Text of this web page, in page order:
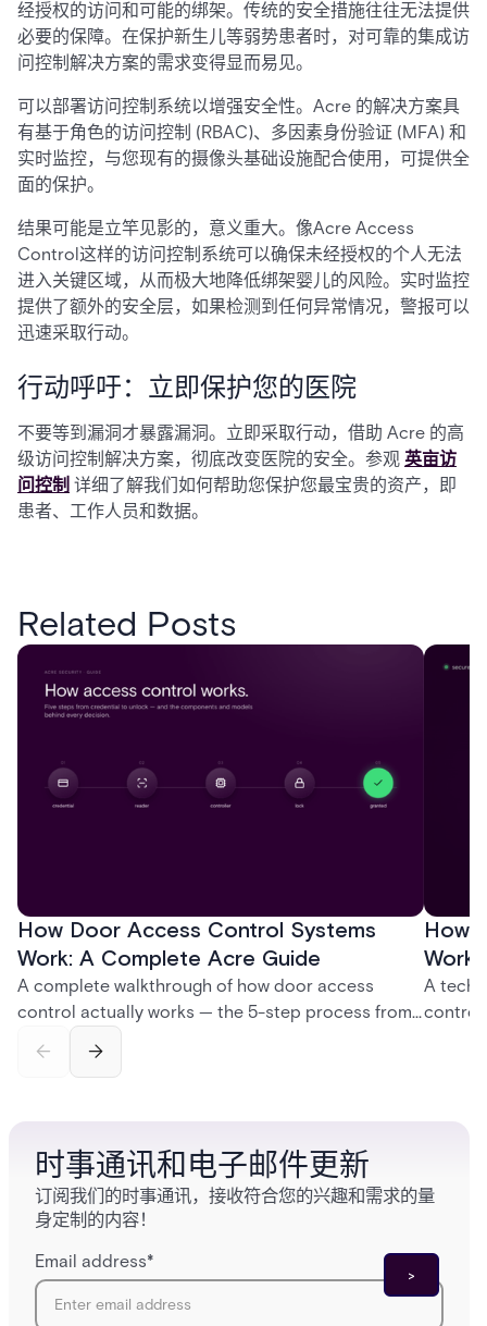
经授权的访问和可能的绑架。传统的安全措施往往无法提供
必要的保障。在保护新生儿等弱势患者时，对可靠的集成访
问控制解决方案的需求变得显而易见。
可以部署访问控制系统以增强安全性。Acre 的解决方案具
有基于角色的访问控制 (RBAC)、多因素身份验证 (MFA) 和
实时监控，与您现有的摄像头基础设施配合使用，可提供全
面的保护。
结果可能是立竿见影的，意义重大。像Acre Access
Control这样的访问控制系统可以确保未经授权的个人无法
进入关键区域，从而极大地降低绑架婴儿的风险。实时监控
提供了额外的安全层，如果检测到任何异常情况，警报可以
迅速采取行动。
行动呼吁：立即保护您的医院
不要等到漏洞才暴露漏洞。立即采取行动，借助 Acre 的高
级访问控制解决方案，彻底改变医院的安全。参观 英亩访
问控制 详细了解我们如何帮助您保护您最宝贵的资产，即
患者、工作人员和数据。
Related Posts
How Door Access Control Systems
Work: A Complete Acre Guide
A complete walkthrough of how door access
control actually works — the 5-step process from
credential swipe to unlock, the four core hardware
and software components, and the access control
How
A
control
时事通讯和电子邮件更新
订阅我们的时事通讯，接收符合您的兴趣和需求的量
身定制的内容！
Email address*